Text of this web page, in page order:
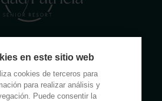
965 855 100
en este sitio web
cookies de terceros para
para realizar análisis y
Puede consentir la